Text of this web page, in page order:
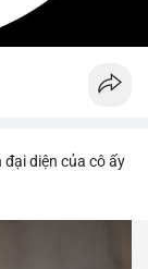
diện của cô ấy